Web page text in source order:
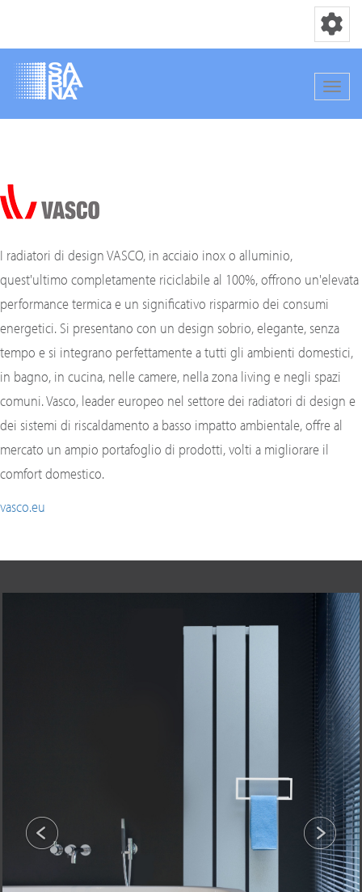
Toggle
I radiatori di design VASCO, in acciaio inox o alluminio,
quest'ultimo completamente riciclabile al 100%, offrono un'elevata
performance termica e un significativo risparmio dei consumi
energetici. Si presentano con un design sobrio, elegante, senza
tempo e si integrano perfettamente a tutti gli ambienti domestici,
in bagno, in cucina, nelle camere, nella zona living e negli spazi
comuni. Vasco, leader europeo nel settore dei radiatori di design e
dei sistemi di riscaldamento a basso impatto ambientale, offre al
mercato un ampio portafoglio di prodotti, volti a migliorare il
comfort domestico.
vasco.eu